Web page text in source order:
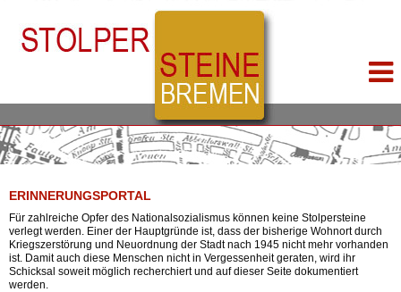
ERINNERUNGSPORTAL
Für zahlreiche Opfer des Nationalsozialismus können keine Stolpersteine
verlegt werden. Einer der Hauptgründe ist, dass der bisherige Wohnort durch
Kriegszerstörung und Neuordnung der Stadt nach 1945 nicht mehr vorhanden
ist. Damit auch diese Menschen nicht in Vergessenheit geraten, wird ihr
Schicksal soweit möglich recherchiert und auf dieser Seite dokumentiert
werden.